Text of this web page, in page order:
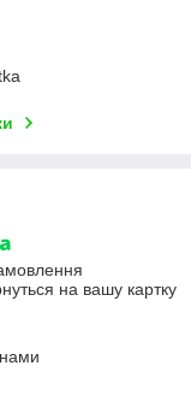
на вашу картку